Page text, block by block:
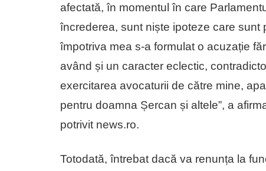
afectată, în momentul în care
încrederea, sunt niște ipoteze care
împotriva mea s-a formulat o acuzație
având și un caracter eclectic,
exercitarea avocaturii de către mine,
pentru doamna Șercan și altele”, a
potrivit news.ro.
Totodată, întrebat dacă va renunța la